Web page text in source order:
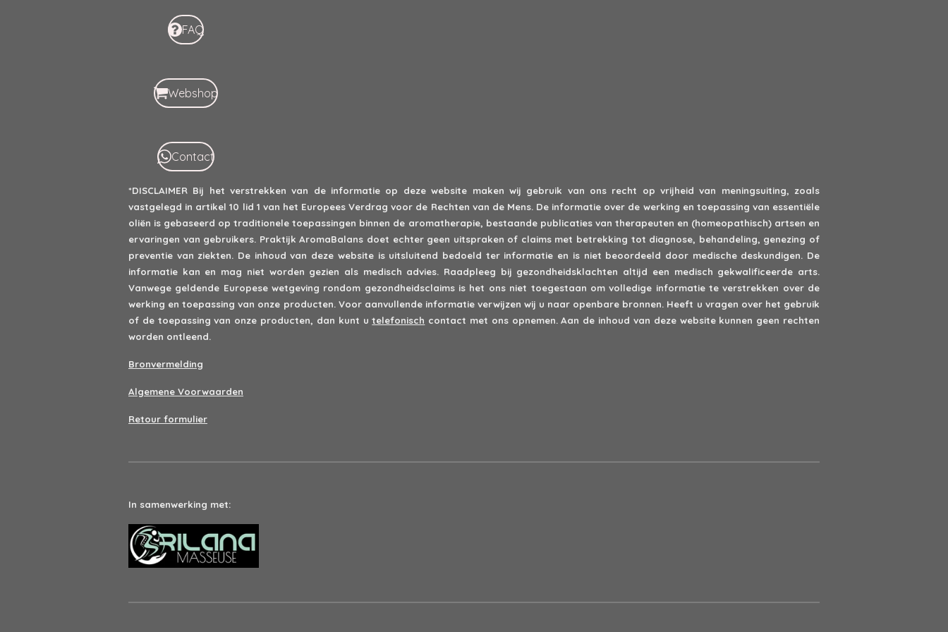
FAQ
Webshop
Contact
*DISCLAIMER Bij het verstrekken van de informatie op deze website maken wij gebruik van ons recht op vrijheid van meningsuiting, zoals
vastgelegd in artikel 10 lid 1 van het Europees Verdrag voor de Rechten van de Mens. De informatie over de werking en toepassing van essentiële
oliën is gebaseerd op traditionele toepassingen binnen de aromatherapie, bestaande publicaties van therapeuten en (homeopathisch) artsen en
ervaringen van gebruikers. Praktijk AromaBalans doet echter geen uitspraken of claims met betrekking tot diagnose, behandeling, genezing of
preventie van ziekten. De inhoud van deze website is uitsluitend bedoeld ter informatie en is niet beoordeeld door medische deskundigen. De
informatie kan en mag niet worden gezien als medisch advies. Raadpleeg bij gezondheidsklachten altijd een medisch gekwalificeerde arts.
Vanwege geldende Europese wetgeving rondom gezondheidsclaims is het ons niet toegestaan om volledige informatie te verstrekken over de
werking en toepassing van onze producten. Voor aanvullende informatie verwijzen wij u naar openbare bronnen. Heeft u vragen over het gebruik
of de toepassing van onze producten, dan kunt utelefonisch contact met ons opnemen. Aan de inhoud van deze website kunnen geen rechten
worden ontleend.
Bronvermelding
Algemene Voorwaarden
Retour formulier
In samenwerking met: